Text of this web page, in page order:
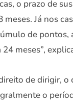
o prazo de
meses. Já nos
de pontos,
meses”,
de dirigir, o
o